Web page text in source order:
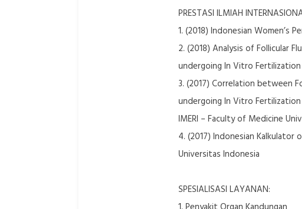
PRESTASI ILMIAH
1. (2018) Indonesian Women’s
2. (2018) Analysis of Follicular
undergoing In Vitro Fertilization
3. (2017) Correlation between
undergoing In Vitro Fertilization
IMERI – Faculty of Medicine
4. (2017) Indonesian Kalkulator
Universitas Indonesia
SPESIALISASI LAYANAN: